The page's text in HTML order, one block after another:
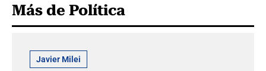
Más de Política
Javier Milei